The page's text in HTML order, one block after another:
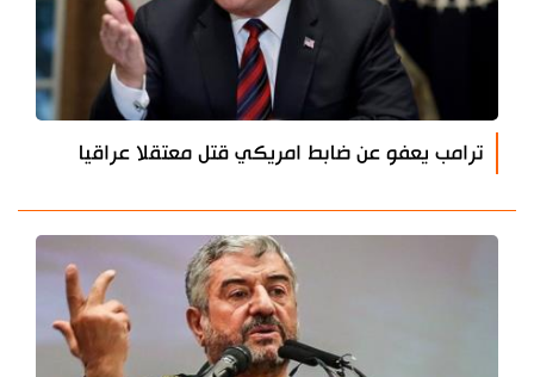
ترامب يعفو عن ضابط امريكي قتل معتقلا عراقيا